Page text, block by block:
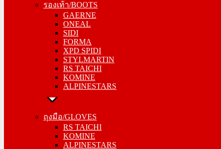
รองเท้า/BOOTS
GAERNE
ONEAL
SIDI
FORMA
XPD SPIDI
STYLMARTIN
RS TAICHI
KOMINE
ALPINESTARS
ถุงมือ/GLOVES
RS TAICHI
KOMINE
ALPINESTARS
ONEAL
SIDI
FORMA
XPD SPIDI
STYLMARTIN
RS TAICHI
KOMINE
ALPINESTARS
ถุงมือ/GLOVES
KOMINE
ALPINESTARS
ONEAL
ALIEN MONSTER